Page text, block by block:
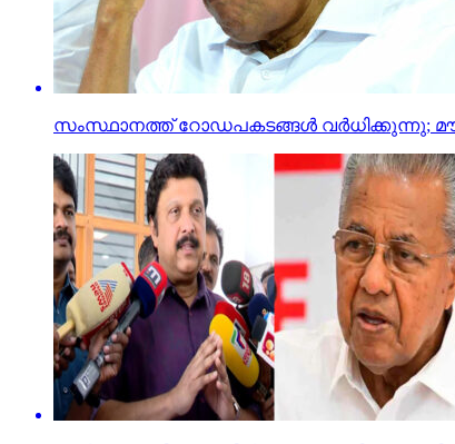
സംസ്ഥാനത്ത് റോഡപകടങ്ങള്‍ വര്‍ധിക്കുന്നു;